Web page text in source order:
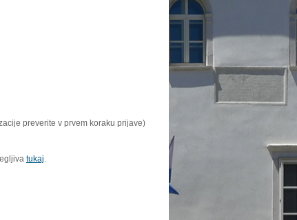
preverite v prvem koraku prijave)
tukaj